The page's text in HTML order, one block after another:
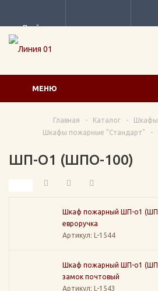
Прайс
МЕНЮ
Главная - Каталог -
Шкафы пожарные "Стандарт"
-
ШП-О1 (ШПО-100)
Шкаф пожарный ШП-о1
евроручка
Артикул: L-1544
Шкаф пожарный ШП-о1
замок почтовый
Артикул: L-1543